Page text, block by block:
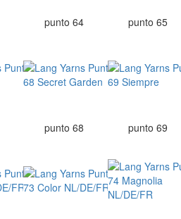
punto 64 punto 65
punto 68 punto 69